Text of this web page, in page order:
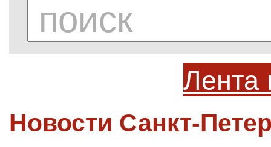
Лента
Новости Санкт-